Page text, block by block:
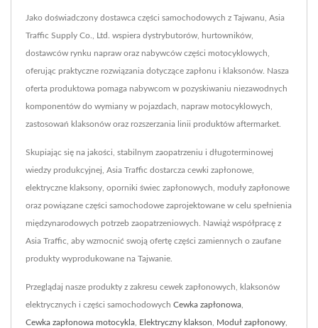
Jako doświadczony dostawca części samochodowych z Tajwanu, Asia
Traffic Supply Co., Ltd. wspiera dystrybutorów, hurtowników,
dostawców rynku napraw oraz nabywców części motocyklowych,
oferując praktyczne rozwiązania dotyczące zapłonu i klaksonów. Nasza
oferta produktowa pomaga nabywcom w pozyskiwaniu niezawodnych
komponentów do wymiany w pojazdach, napraw motocyklowych,
zastosowań klaksonów oraz rozszerzania linii produktów aftermarket.
Skupiając się na jakości, stabilnym zaopatrzeniu i długoterminowej
wiedzy produkcyjnej, Asia Traffic dostarcza cewki zapłonowe,
elektryczne klaksony, oporniki świec zapłonowych, moduły zapłonowe
oraz powiązane części samochodowe zaprojektowane w celu spełnienia
międzynarodowych potrzeb zaopatrzeniowych. Nawiąż współpracę z
Asia Traffic, aby wzmocnić swoją ofertę części zamiennych o zaufane
produkty wyprodukowane na Tajwanie.
Przeglądaj nasze produkty z zakresu cewek zapłonowych, klaksonów
elektrycznych i części samochodowych Cewka zapłonowa
Cewka zapłonowa motocykla Elektryczny klakson Moduł zapłonowy